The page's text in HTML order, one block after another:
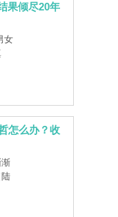
果倾尽20年
女
怎么办？收